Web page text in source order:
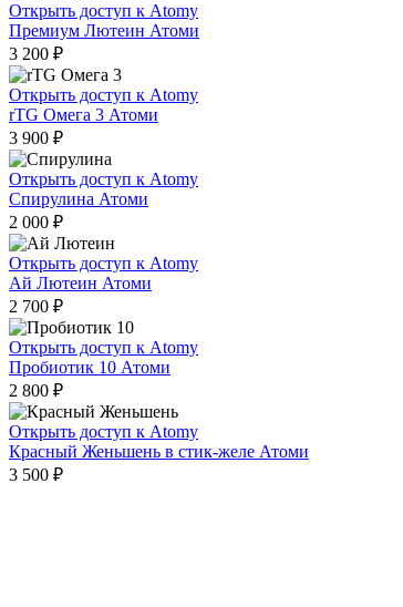
Открыть доступ к Atomy
Премиум Лютеин Атоми
3 200 ₽
Открыть доступ к Atomy
rTG Омега 3 Атоми
3 900 ₽
Открыть доступ к Atomy
Спирулина Атоми
2 000 ₽
Открыть доступ к Atomy
Ай Лютеин Атоми
2 700 ₽
Открыть доступ к Atomy
Пробиотик 10 Атоми
2 800 ₽
Открыть доступ к Atomy
Красный Женьшень в стик-желе Атоми
3 500 ₽